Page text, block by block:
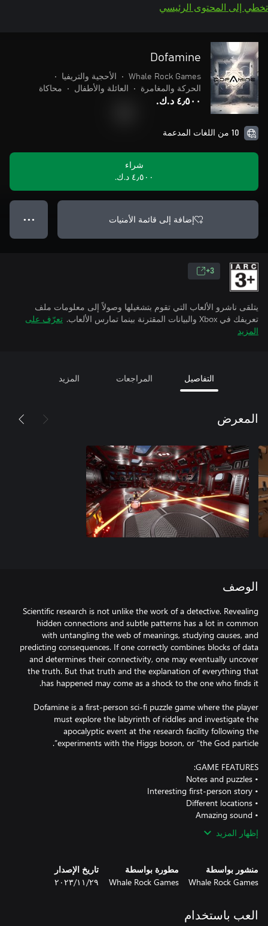
تخطي إلى المحتوى الرئيسي
Dofamine
Whale Rock Games
• الأحجية والتريفيا
•
الحركة والمغامرة
• العائلة والأطفال • محاكاة
٤٫٥٠٠ د.ك.‏
10 من اللغات المدعمة
شراء
٤٫٥٠٠ د.ك.‏
إضافة إلى قائمة الأمنيات ● ● ●
3+
يتلقى ناشرو الألعاب التي تقوم بتشغيلها وصولاً إلى معلومات ملف
تعريفك في Xbox والبيانات المقترنة بينما تمارس الألعاب.
تعرّف على
المزيد
التفاصيل المراجعات المزيد
المعرض
الوصف
Scientific research is not unlike the work of a detective. Revealing
hidden connections and subtle patterns has a lot in common
with untangling the web of meanings, studying causes, and
predicting consequences. If one correctly combines blocks of data
and determines their connectivity, one may eventually uncover
the truth. But that truth and the explanation of everything that
Dofamine is a first-person sci-fi puzzle game where the player
must explore the labyrinth of riddles and investigate the
apocalyptic event at the research facility following the
• Amazing sound
إظهار المزيد
منشور بواسطة
Whale Rock Games
مطورة بواسطة
Whale Rock Games
تاريخ الإصدار
٢٩‏/١١‏/٢٠٢٣
العب باستخدام